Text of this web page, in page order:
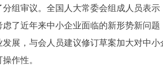
组审议。全国人大常委会组成人员表示
了近年来中小企业面临的新形势新问题
展，与会人员建议修订草案加大对中小
作性。